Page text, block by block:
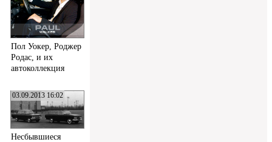
Пол Уокер, Роджер
Родас, и их
автоколлекция
03.09.2013 16:02
Несбывшиеся